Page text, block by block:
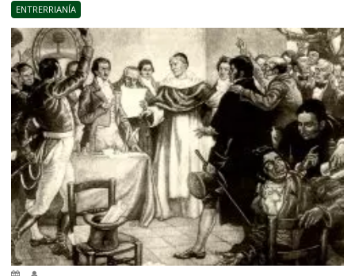
ENTRERRIANÍA